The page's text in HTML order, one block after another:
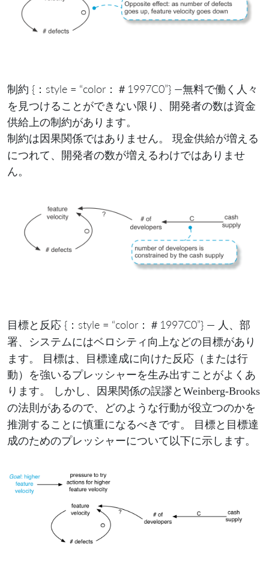
制約 {：style = “color：＃1997C0”} —無料で働く人々
を見つけることができない限り、開発者の数は資金
供給上の制約があります。
制約は因果関係ではありません。 現金供給が増える
につれて、開発者の数が増えるわけではありませ
ん。
目標と反応 {：style = “color：＃1997C0”} — 人、部
署、システムにはベロシティ向上などの目標があり
ます。 目標は、目標達成に向けた反応（または行
動）を強いるプレッシャーを生み出すことがよくあ
ります。 しかし、
因果関係の誤謬 と Weinberg-Brooks
の法則 があるので、どのような行動が役立つのかを
推測することに慎重になるべきです。 目標と目標達
成のためのプレッシャーについて以下に示します。